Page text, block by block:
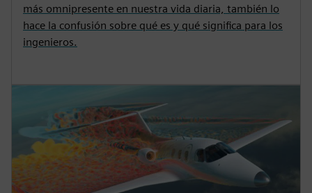
más omnipresente en nuestra vida diaria, también lo
hace la confusión sobre qué es y qué significa para los
ingenieros.